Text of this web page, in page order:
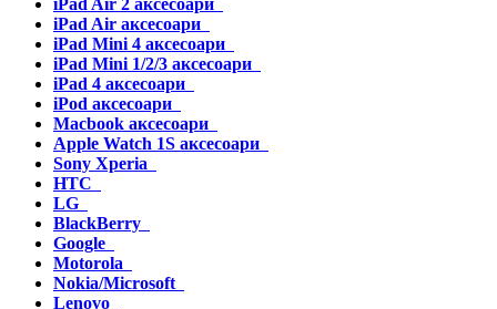
iPad Air 2 аксесоари
iPad Air аксесоари
iPad Mini 4 аксесоари
iPad Mini 1/2/3 аксесоари
iPad 4 аксесоари
iPod аксесоари
Macbook аксесоари
Apple Watch 1S аксесоари
Sony Xperia
HTC
LG
BlackBerry
Google
Motorola
Nokia/Microsoft
Lenovo